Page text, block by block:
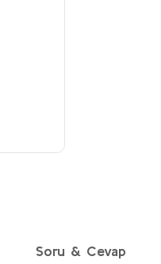
Soru & Cevap